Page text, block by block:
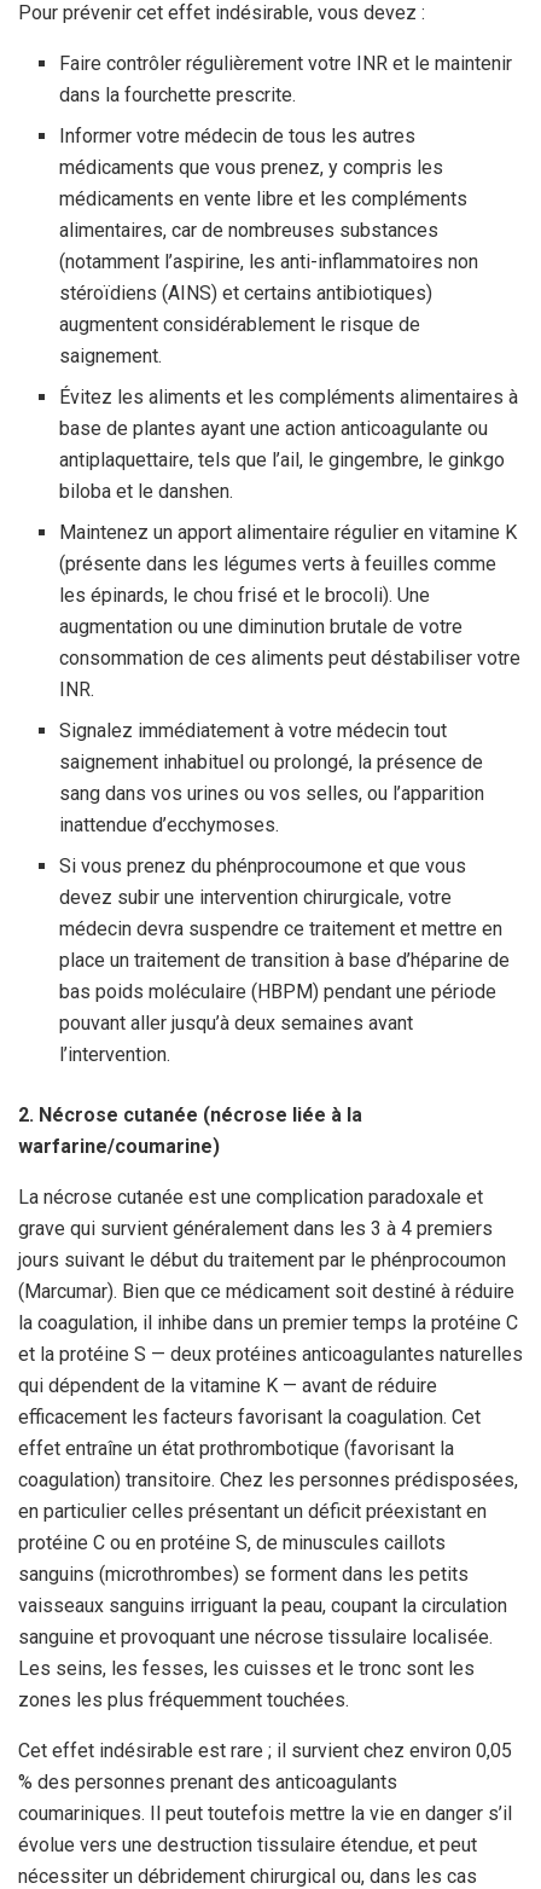
Pour prévenir cet effet indésirable, vous devez :
Faire contrôler régulièrement votre INR et le maintenir
dans la fourchette prescrite.
Informer votre médecin de tous les autres
médicaments que vous prenez, y compris les
médicaments en vente libre et les compléments
alimentaires, car de nombreuses substances
(notamment l’aspirine, les anti-inflammatoires non
stéroïdiens (AINS) et certains antibiotiques)
augmentent considérablement le risque de
saignement.
Évitez les aliments et les compléments alimentaires à
base de plantes ayant une action anticoagulante ou
antiplaquettaire, tels que l’ail, le gingembre, le ginkgo
biloba et le danshen.
Maintenez un apport alimentaire régulier en vitamine K
(présente dans les légumes verts à feuilles comme
les épinards, le chou frisé et le brocoli). Une
augmentation ou une diminution brutale de votre
consommation de ces aliments peut déstabiliser votre
INR.
Signalez immédiatement à votre médecin tout
saignement inhabituel ou prolongé, la présence de
sang dans vos urines ou vos selles, ou l’apparition
inattendue d’ecchymoses.
Si vous prenez du phénprocoumone et que vous
devez subir une intervention chirurgicale, votre
médecin devra suspendre ce traitement et mettre en
place un traitement de transition à base d’héparine de
bas poids moléculaire (HBPM) pendant une période
pouvant aller jusqu’à deux semaines avant
l’intervention.
2. Nécrose cutanée (nécrose liée à la
warfarine/coumarine)
La nécrose cutanée est une complication paradoxale et
grave qui survient généralement dans les 3 à 4 premiers
jours suivant le début du traitement par le phénprocoumon
(Marcumar). Bien que ce médicament soit destiné à réduire
la coagulation, il inhibe dans un premier temps la protéine C
et la protéine S — deux protéines anticoagulantes naturelles
qui dépendent de la vitamine K — avant de réduire
efficacement les facteurs favorisant la coagulation. Cet
effet entraîne un état prothrombotique (favorisant la
coagulation) transitoire. Chez les personnes prédisposées,
en particulier celles présentant un déficit préexistant en
protéine C ou en protéine S, de minuscules caillots
sanguins (microthrombes) se forment dans les petits
vaisseaux sanguins irriguant la peau, coupant la circulation
sanguine et provoquant une nécrose tissulaire localisée.
Les seins, les fesses, les cuisses et le tronc sont les
zones les plus fréquemment touchées.
Cet effet indésirable est rare ; il survient chez environ 0,05
% des personnes prenant des anticoagulants
coumariniques. Il peut toutefois mettre la vie en danger s’il
évolue vers une destruction tissulaire étendue, et peut
nécessiter un débridement chirurgical ou, dans les cas